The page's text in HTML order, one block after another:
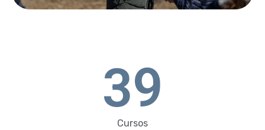
Cursos
39